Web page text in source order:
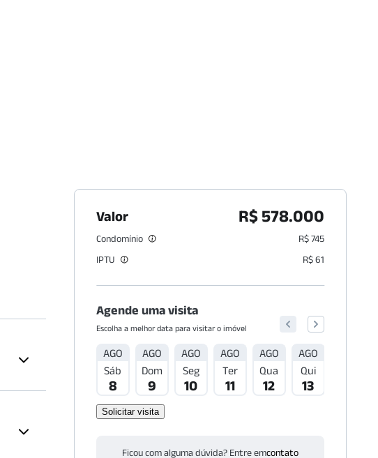
Valor R$ 578.000
Condomínio
R$ 745
IPTU
R$ 61
Agende uma visita
Escolha a melhor data para visitar o imóvel
AGO
Sáb
8
AGO
Dom
9
AGO
Seg
10
AGO
Ter
11
AGO
Qua
12
AGO
Qui
13
Solicitar visita
Ficou com alguma dúvida? Entre emcontato